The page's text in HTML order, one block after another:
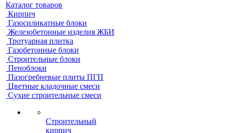
Каталог товаров
Кирпич
Газосиликатные блоки
Железобетонные изделия ЖБИ
Тротуарная плитка
Газобетонные блоки
Строительные блоки
Пеноблоки
Пазогребневые плиты ПГП
Цветные кладочные смеси
Сухие строительные смеси
Строительный
кирпич